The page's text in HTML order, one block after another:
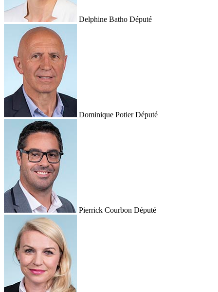
Delphine Batho Député
Dominique Potier Député
Pierrick Courbon Député